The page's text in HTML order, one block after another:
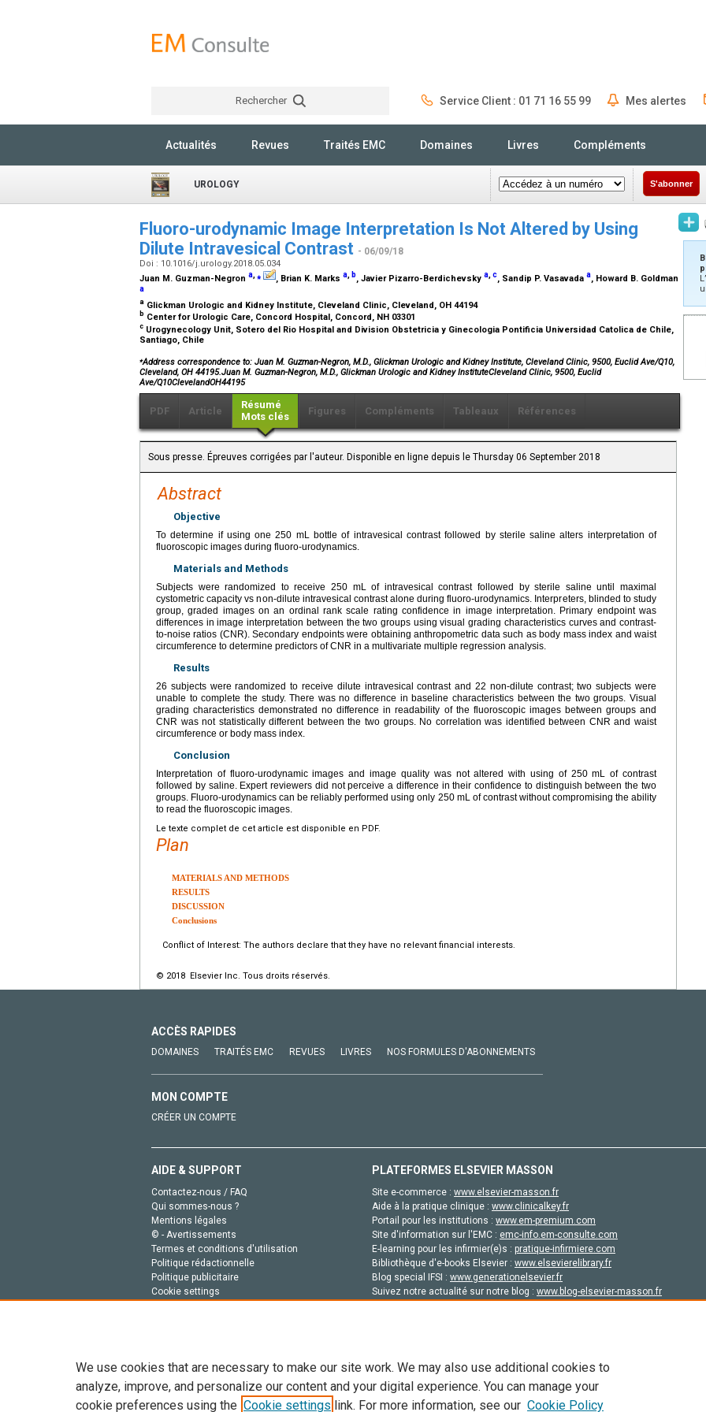
Rechercher Service Client : 01 71 16 55 99 Mes alertes
Actualités Revues Traités EMC Domaines Livres Compléments
UROLOGY S'abonner
Fluoro-urodynamic Image Interpretation Is Not Altered by Using
Dilute Intravesical Contrast - 06/09/18
Doi : 10.1016/j.urology.2018.05.034
Juan M. Guzman-Negron a,⁎ , Brian K. Marks a, b, Javier Pizarro-Berdichevsky a,c, Sandip P. Vasavada a, Howard B. Goldman
a
a Glickman Urologic and Kidney Institute, Cleveland Clinic, Cleveland, OH 44194
b Center for Urologic Care, Concord Hospital, Concord, NH 03301
c Urogynecology Unit, Sotero del Rio Hospital and Division Obstetricia y Ginecologia Pontificia Universidad Catolica de Chile,
Santiago, Chile
⁎Address correspondence to: Juan M. Guzman-Negron, M.D., Glickman Urologic and Kidney Institute, Cleveland Clinic, 9500, Euclid Ave/Q10,
Cleveland, OH 44195.Juan M. Guzman-Negron, M.D., Glickman Urologic and Kidney InstituteCleveland Clinic, 9500, Euclid
Ave/Q10ClevelandOH44195
PDF Article
Résumé
Mots clés
Figures Compléments Tableaux Références
Sous presse. Épreuves corrigées par l'auteur. Disponible en ligne depuis le Thursday 06 September 2018
Abstract
Objective
To determine if using one 250 mL bottle of intravesical contrast followed by sterile saline alters interpretation of
fluoroscopic images during fluoro-urodynamics.
Materials and Methods
Subjects were randomized to receive 250 mL of intravesical contrast followed by sterile saline until maximal
cystometric capacity vs non-dilute intravesical contrast alone during fluoro-urodynamics. Interpreters, blinded to study
group, graded images on an ordinal rank scale rating confidence in image interpretation. Primary endpoint was
differences in image interpretation between the two groups using visual grading characteristics curves and contrast-
to-noise ratios (CNR). Secondary endpoints were obtaining anthropometric data such as body mass index and waist
circumference to determine predictors of CNR in a multivariate multiple regression analysis.
Results
26 subjects were randomized to receive dilute intravesical contrast and 22 non-dilute contrast; two subjects were
unable to complete the study. There was no difference in baseline characteristics between the two groups. Visual
grading characteristics demonstrated no difference in readability of the fluoroscopic images between groups and
CNR was not statistically different between the two groups. No correlation was identified between CNR and waist
circumference or body mass index.
Conclusion
Interpretation of fluoro-urodynamic images and image quality was not altered with using of 250 mL of contrast
followed by saline. Expert reviewers did not perceive a difference in their confidence to distinguish between the two
groups. Fluoro-urodynamics can be reliably performed using only 250 mL of contrast without compromising the ability
to read the fluoroscopic images.
Le texte complet de cet article est disponible en PDF.
Plan
MATERIALS AND METHODS
RESULTS
DISCUSSION
Conclusions
Conflict of Interest: The authors declare that they have no relevant financial interests.
© 2018 Elsevier Inc. Tous droits réservés.
ACCÈS RAPIDES
DOMAINES TRAITÉS EMC REVUES LIVRES NOS FORMULES D'ABONNEMENTS
MON COMPTE
CRÉER UN COMPTE
AIDE & SUPPORT
Contactez-nous / FAQ
Qui sommes-nous ?
Mentions légales
© - Avertissements
Termes et conditions d'utilisation
Politique rédactionnelle
Politique publicitaire
Cookie settings
PLATEFORMES ELSEVIER MASSON
Site e-commerce : www.elsevier-masson.fr
Aide à la pratique clinique : www.clinicalkey.fr
Portail pour les institutions : www.em-premium.com
Site d'information sur l'EMC : emc-info.em-consulte.com
E-learning pour les infirmier(e)s : pratique-infirmiere.com
Bibliothèque d'e-books Elsevier : www.elsevierelibrary.fr
Blog special IFSI : www.generationelsevier.fr
Suivez notre actualité sur notre blog : www.blog-elsevier-masson.fr
Tout le contenu de ce site: Copyright © 2026 Elsevier, ses concédants de licence et ses contributeurs. Tout les droits sont réservés,
We use cookies that are necessary to make our site work. We may also use additional cookies to
analyze, improve, and personalize our content and your digital experience. You can manage your
cookie preferences using the Cookie settings link. For more information, see our Cookie Policy